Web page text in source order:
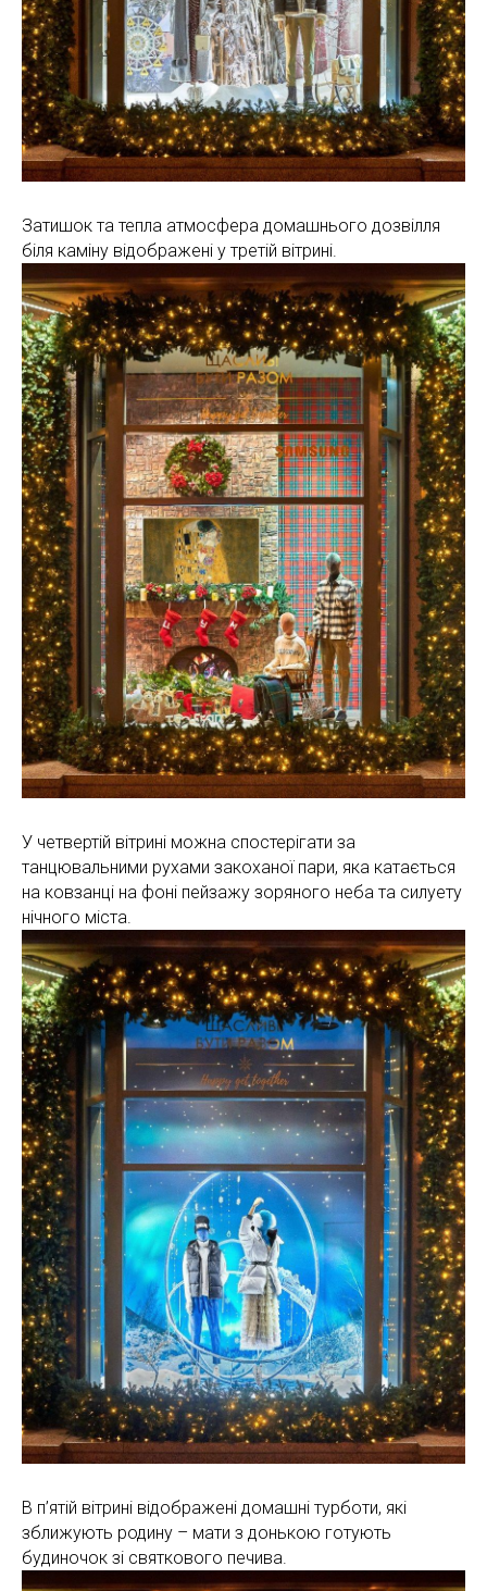
Затишок та тепла атмосфера домашнього дозвілля
біля каміну відображені у третій вітрині.
У четвертій вітрині можна спостерігати за
танцювальними рухами закоханої пари, яка катається
на ковзанці на фоні пейзажу зоряного неба та силуету
нічного міста.
В п’ятій вітрині відображені домашні турботи, які
зближують родину – мати з донькою готують
будиночок зі святкового печива.